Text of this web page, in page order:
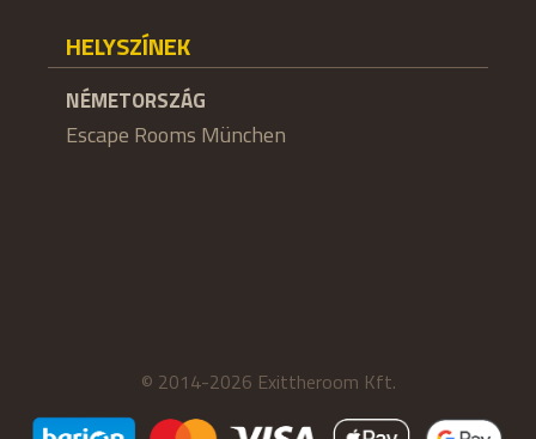
HELYSZÍNEK
NÉMETORSZÁG
Escape Rooms München
© 2014-2026 Exittheroom Kft.